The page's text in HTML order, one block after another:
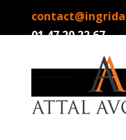
01.47.20.22.67